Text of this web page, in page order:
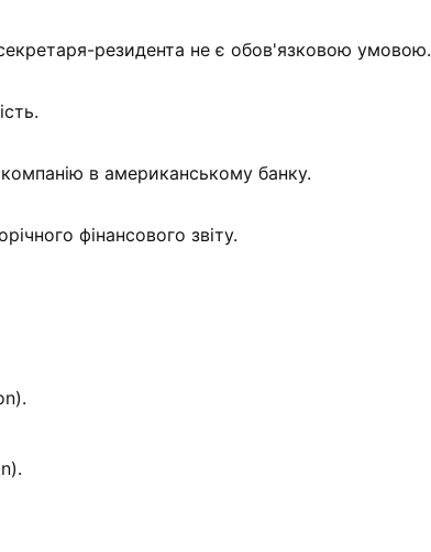
резидента не є обов'язковою умовою.
в американському банку.
фінансового звіту.